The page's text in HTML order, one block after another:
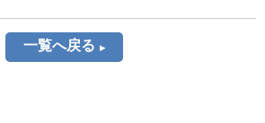
一覧へ戻る